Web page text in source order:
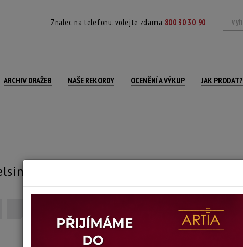
Znalec na telefonu, volejte zdarma 800 30 30 90
ARCHIV DRAŽEB NAŠE REKORDY OCENĚNÍ A VÝKUP JAK PRODAT?